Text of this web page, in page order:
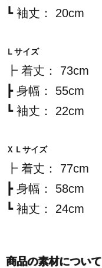
┗ 袖丈： 20cm
Ｌサイズ
┣ 着丈： 73cm
┣ 身幅： 55cm
┗ 袖丈： 22cm
ＸＬサイズ
┣ 着丈： 77cm
┣ 身幅： 58cm
┗ 袖丈： 24cm
商品の素材について